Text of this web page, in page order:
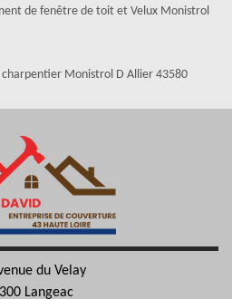
de fenêtre de toit et Velux Monistrol
Monistrol D Allier 43580
du Velay
Langeac